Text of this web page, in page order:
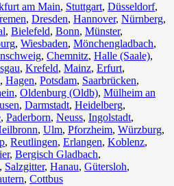
am Main, Stuttgart, Düsseldorf,
, Dresden, Hannover, Nürnberg,
, Bielefeld⁠, Bonn⁠, Münster⁠,
, Wiesbaden⁠, Mönchengladbach⁠,
, Chemnitz⁠, Halle (Saale)⁠,
⁠, Krefeld⁠, Mainz⁠, Erfurt,
, Hagen, Potsdam, Saarbrücken⁠,
⁠, Oldenburg (Oldb), Mülheim an
, Darmstadt⁠, Heidelberg,
, Paderborn, Neuss, Ingolstadt,
, Ulm⁠, Pforzheim, Würzburg,
, Reutlingen, Erlangen⁠, Koblenz,
, Bergisch Gladbach,
, Salzgitter⁠, Hanau, Gütersloh,
, Cottbus⁠